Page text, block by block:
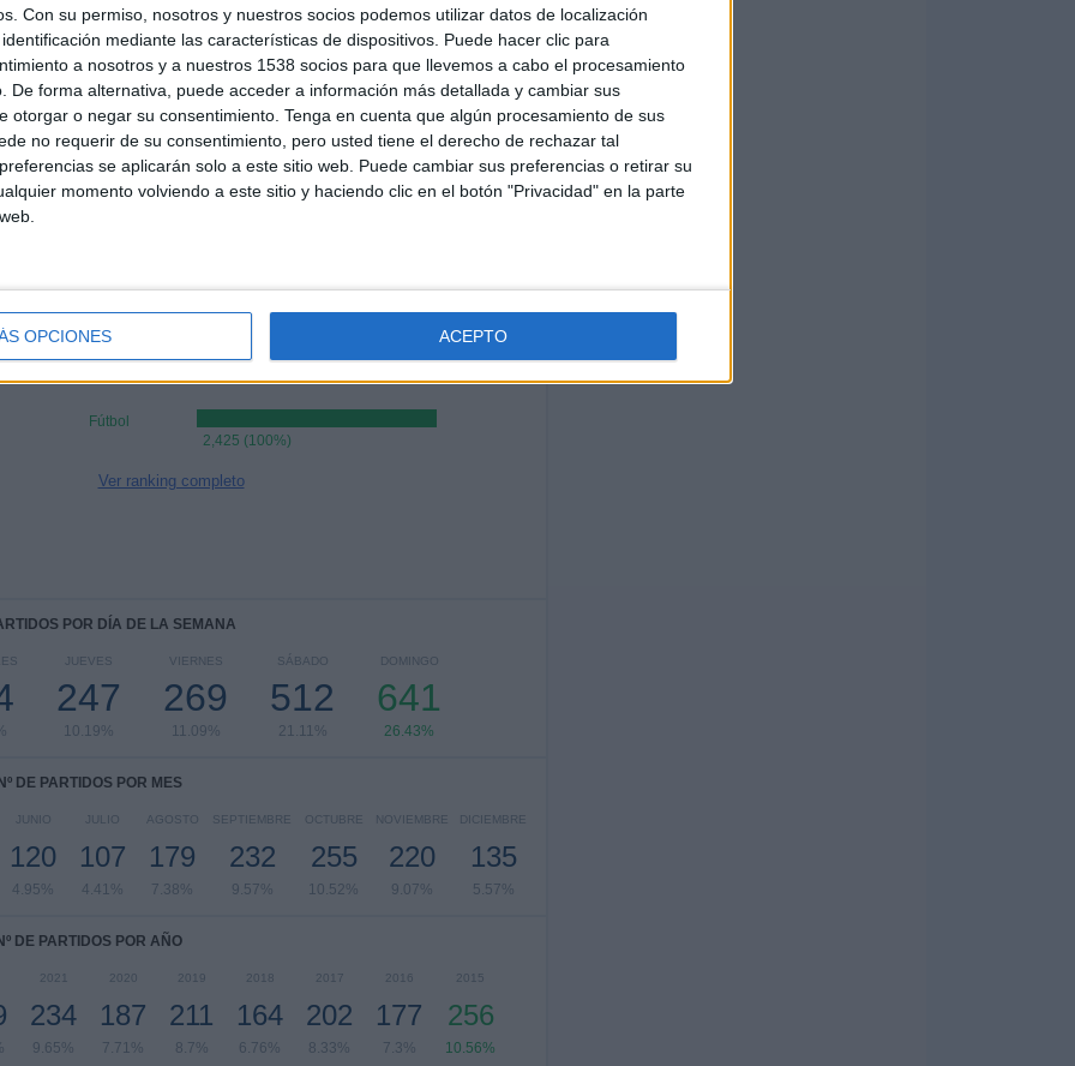
Con su permiso, nosotros y nuestros socios podemos utilizar datos de localización
mediante las características de dispositivos. Puede hacer clic para
a nosotros y a nuestros 1538 socios para que llevemos a cabo el procesamiento
De forma alternativa, puede acceder a información más detallada y cambiar sus
otorgar o negar su consentimiento. Tenga en cuenta que algún procesamiento de sus
no requerir de su consentimiento, pero usted tiene el derecho de rechazar tal
se aplicarán solo a este sitio web. Puede cambiar sus preferencias o retirar su
momento volviendo a este sitio y haciendo clic en el botón "Privacidad" en la parte
OPCIONES ACEPTO
CD Tapatío - TM Fútbol Club
1/8/2026 Liga Expansión MX
Ranking equipos por nº de partidos Visitante
Atlante
25 (1.03%)
22 (0.91%)
Fútbol
2,425 (100%)
Ver ranking completo
POR DÍA DE LA SEMANA
JUEVES
247
10.19%
VIERNES
269
11.09%
SÁBADO
512
21.11%
DOMINGO
641
26.43%
Nº DE PARTIDOS POR MES
JUNIO
120
4.95%
JULIO
107
4.41%
AGOSTO
179
7.38%
SEPTIEMBRE
232
9.57%
OCTUBRE
255
10.52%
NOVIEMBRE
220
9.07%
DICIEMBRE
135
5.57%
DE PARTIDOS POR AÑO
2021
234
9.65%
2020
187
7.71%
2019
211
8.7%
2018
164
6.76%
2017
202
8.33%
2016
177
7.3%
2015
256
10.56%